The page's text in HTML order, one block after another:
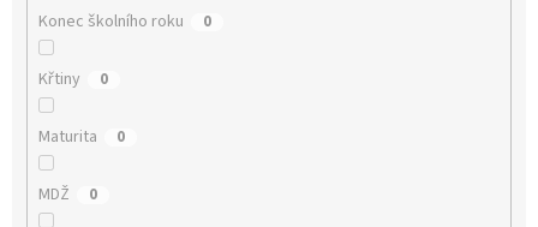
Konec školního roku 0
Křtiny 0
Maturita 0
MDŽ 0